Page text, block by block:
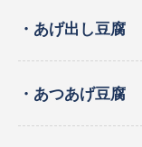
・あげ出し豆腐
・あつあげ豆腐